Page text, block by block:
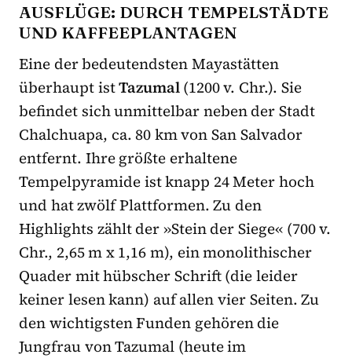
AUSFLÜGE: DURCH TEMPELSTÄDTE
UND KAFFEEPLANTAGEN
Eine der bedeutendsten Mayastätten
überhaupt istTazumal(1200 v. Chr.). Sie
befindet sich unmittelbar neben der Stadt
Chalchuapa, ca. 80 km von San Salvador
entfernt. Ihre größte erhaltene
Tempelpyramide ist knapp 24 Meter hoch
und hat zwölf Plattformen. Zu den
Highlights zählt der »Stein der Siege« (700 v.
Chr., 2,65 m x 1,16 m), ein monolithischer
Quader mit hübscher Schrift (die leider
keiner lesen kann) auf allen vier Seiten. Zu
den wichtigsten Funden gehören die
Jungfrau von Tazumal (heute im